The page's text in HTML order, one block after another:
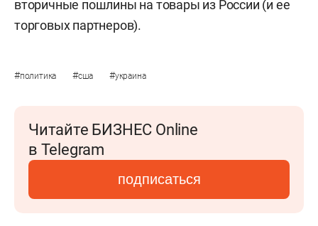
вторичные пошлины на товары из России (и ее
торговых партнеров).
#политика #сша #украина
Читайте БИЗНЕС Online
в Telegram
подписаться